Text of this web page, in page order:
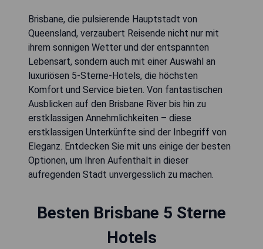
Brisbane, die pulsierende Hauptstadt von
Queensland, verzaubert Reisende nicht nur mit
ihrem sonnigen Wetter und der entspannten
Lebensart, sondern auch mit einer Auswahl an
luxuriösen 5-Sterne-Hotels, die höchsten
Komfort und Service bieten. Von fantastischen
Ausblicken auf den Brisbane River bis hin zu
erstklassigen Annehmlichkeiten – diese
erstklassigen Unterkünfte sind der Inbegriff von
Eleganz. Entdecken Sie mit uns einige der besten
Optionen, um Ihren Aufenthalt in dieser
aufregenden Stadt unvergesslich zu machen.
Besten Brisbane 5 Sterne
Hotels